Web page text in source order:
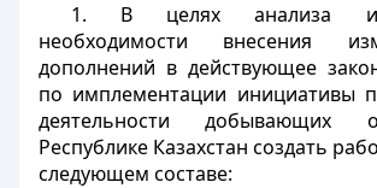
1. В целях анализа и
необходимости внесения
дополнений в действующее
по имплементации инициативы
деятельности добывающих
Республике Казахстан создать
следующем составе: